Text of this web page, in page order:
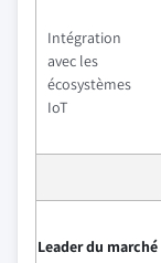
Intégration
avec les
écosystèmes
IoT
Leader du marché